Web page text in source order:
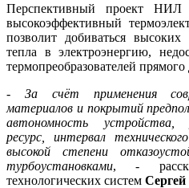
Перспективный проект НИЛ
высокоэффективный
позволит добиваться
тепла в электроэнергию,
термопреобразователей прямого
- За счёт применения
материалов и покрытий
автономность
ресурс, интервал
высокой степени
турбоустановками, -
технологических систем Сергей